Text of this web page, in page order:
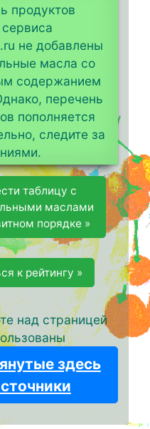
продуктов
не добавлены
масла со
содержанием
перечень
пополняется
следите за
таблицу с
маслами
порядке »
к рейтингу »
над страницей
здесь